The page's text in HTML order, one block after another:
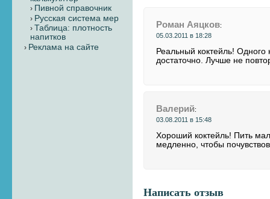
Роман Аяцков:
05.03.2011 в 18:28
Реальный коктейль!
достаточно. Лучше не
Валерий:
03.08.2011 в 15:48
Хороший коктейль! Пить
медленно, чтобы
Написать отзыв
Пивной справочник
Русская система мер
Таблица: плотность
напитков
Реклама на сайте